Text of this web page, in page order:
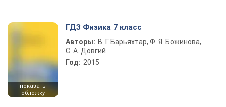
показать
обложку
ГДЗ Физика 7 класс
Авторы: В. Г. Барьяхтар, Ф. Я. Божинова,
С. А. Довгий
Год: 2015